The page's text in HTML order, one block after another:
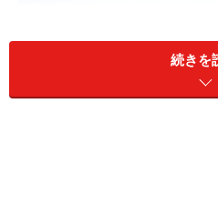
続きを